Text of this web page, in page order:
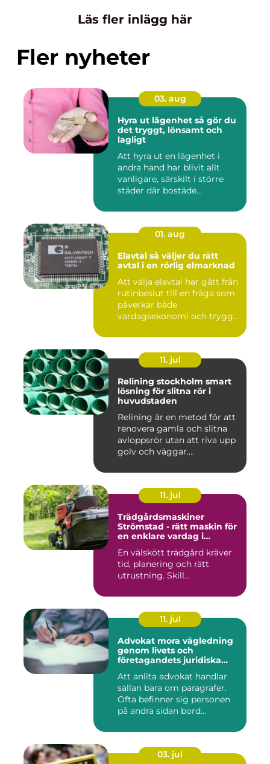
Läs fler inlägg här
Fler nyheter
03. aug
Hyra ut lägenhet så gör du
det tryggt, lönsamt och
lagligt
Att hyra ut en lägenhet i
andra hand har blivit allt
vanligare, särskilt i större
städer där bostäde...
01. aug
Elavtal så väljer du rätt
avtal i en rörlig elmarknad
Att välja elavtal har gått från
rutinbeslut till en fråga som
påverkar både
vardagsekonomi och trygg...
11. jul
Relining stockholm smart
lösning för slitna rör i
huvudstaden
Relining är en metod för att
renovera gamla och slitna
avloppsrör utan att riva upp
golv och väggar....
11. jul
Trädgårdsmaskiner
Strömstad - rätt maskin för
en enklare vardag i
En välskött trädgård kräver
tid, planering och rätt
utrustning. Skill...
11. jul
Advokat mora vägledning
genom livets och
företagandets juridiska
Att anlita advokat handlar
sällan bara om paragrafer.
Ofta befinner sig personen
på andra sidan bord...
03. jul